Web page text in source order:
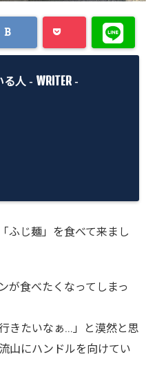
る人 - WRITER -
ふじ麺」を食べて来まし
が食べたくなってしまっ
きたいなぁ…」と漠然と思
山にハンドルを向けてい